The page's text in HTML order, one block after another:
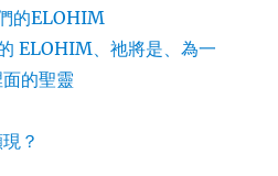
的ELOHIM
ELOHIM、祂將是、為一
的聖靈
？